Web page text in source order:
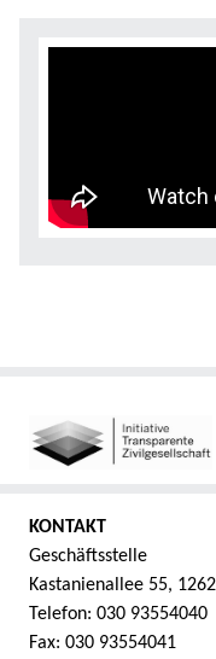
KONTAKT
Geschäftsstelle
Kastanienallee 55,
Telefon: 030 93554040
Fax: 030 93554041